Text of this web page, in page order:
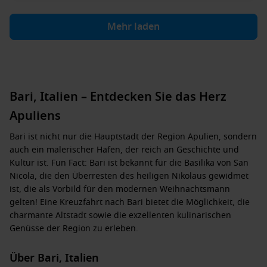
Mehr laden
Bari, Italien – Entdecken Sie das Herz
Apuliens
Bari ist nicht nur die Hauptstadt der Region Apulien, sondern
auch ein malerischer Hafen, der reich an Geschichte und
Kultur ist. Fun Fact: Bari ist bekannt für die Basilika von San
Nicola, die den Überresten des heiligen Nikolaus gewidmet
ist, die als Vorbild für den modernen Weihnachtsmann
gelten! Eine Kreuzfahrt nach Bari bietet die Möglichkeit, die
charmante Altstadt sowie die exzellenten kulinarischen
Genüsse der Region zu erleben.
Über Bari, Italien